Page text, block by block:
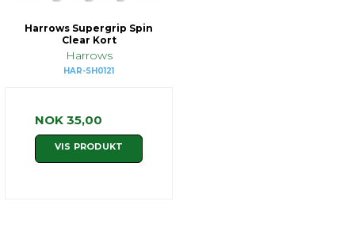
Harrows Supergrip Spin
Clear Kort
Harrows
HAR-SH0121
NOK 35,00
VIS PRODUKT